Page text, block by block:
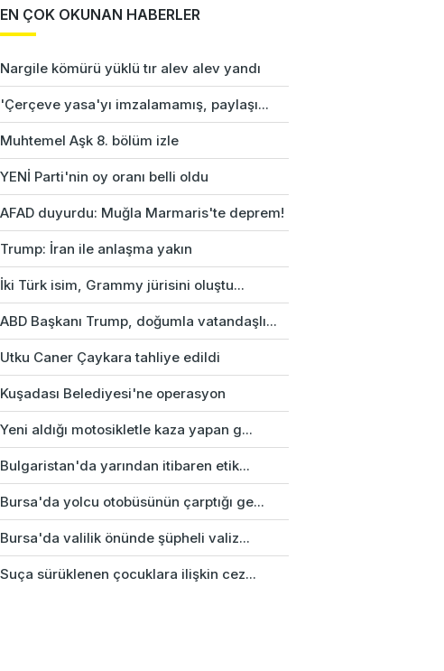
EN ÇOK OKUNAN HABERLER
Nargile kömürü yüklü tır alev alev yandı
'Çerçeve yasa'yı imzalamamış, paylaşı...
Muhtemel Aşk 8. bölüm izle
YENİ Parti'nin oy oranı belli oldu
AFAD duyurdu: Muğla Marmaris'te deprem!
Trump: İran ile anlaşma yakın
İki Türk isim, Grammy jürisini oluştu...
ABD Başkanı Trump, doğumla vatandaşlı...
Utku Caner Çaykara tahliye edildi
Kuşadası Belediyesi'ne operasyon
Yeni aldığı motosikletle kaza yapan g...
Bulgaristan'da yarından itibaren etik...
Bursa'da yolcu otobüsünün çarptığı ge...
Bursa'da valilik önünde şüpheli valiz...
Suça sürüklenen çocuklara ilişkin cez...